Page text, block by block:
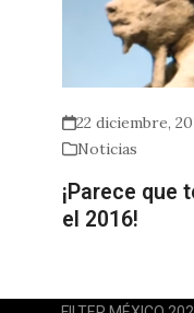
22 diciembre,
Noticias
¡Parece que
el 2016!